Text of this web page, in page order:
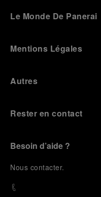
Le Monde De Panerai
Mentions Légales
Autres
Rester en contact
Besoin d’aide ?
Nous contacter.